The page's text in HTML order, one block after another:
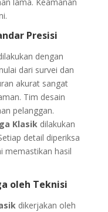
lama. Keamanan
Presisi
dengan
dari survei dan
akurat sangat
Tim desain
pelanggan.
Klasikdilakukan
detail diperiksa
memastikan hasil
oleh Teknisi
dikerjakan oleh